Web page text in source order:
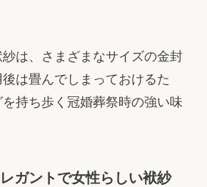
は、さまざまなサイズの金封
は畳んでしまっておけるた
持ち歩く冠婚葬祭時の強い味
ガントで女性らしい袱紗